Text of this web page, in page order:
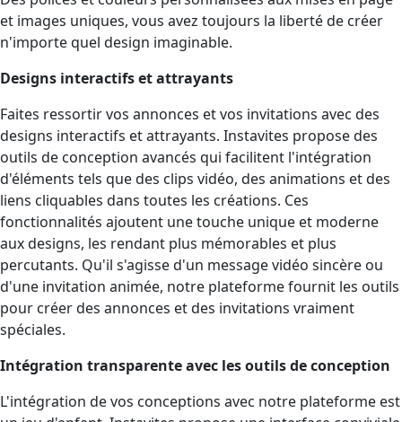
et images uniques, vous avez toujours la liberté de créer
n'importe quel design imaginable.
Designs interactifs et attrayants
Faites ressortir vos annonces et vos invitations avec des
designs interactifs et attrayants. Instavites propose des
outils de conception avancés qui facilitent l'intégration
d'éléments tels que des clips vidéo, des animations et des
liens cliquables dans toutes les créations. Ces
fonctionnalités ajoutent une touche unique et moderne
aux designs, les rendant plus mémorables et plus
percutants. Qu'il s'agisse d'un message vidéo sincère ou
d'une invitation animée, notre plateforme fournit les outils
pour créer des annonces et des invitations vraiment
spéciales.
Intégration transparente avec les outils de conception
L'intégration de vos conceptions avec notre plateforme est